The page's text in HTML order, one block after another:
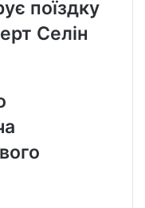
поїздку
Селін